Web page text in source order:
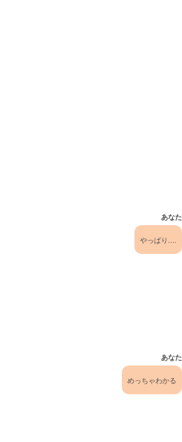
あなた
やっぱり....
あなた
めっちゃわかる